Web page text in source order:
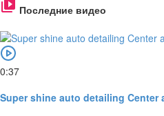
Последние видео
0:37
Super shine auto detailing Center